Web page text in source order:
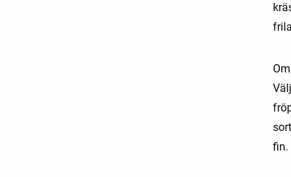
fin.